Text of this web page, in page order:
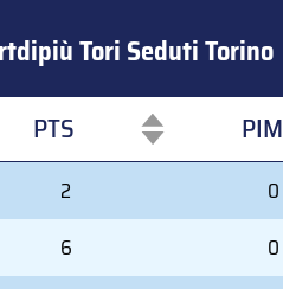
Tori Seduti Torino
PTS
PIM
PTS PIM
2
0
6
0